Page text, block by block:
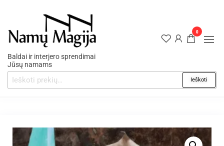
Baldai ir interjero sprendimai
Jūsų namams
Ieškoti
0